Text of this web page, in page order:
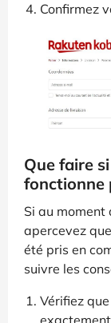
Confirmez
Que faire
fonctionne
Si au moment
apercevez
été pris en
suivre les
Vérifiez